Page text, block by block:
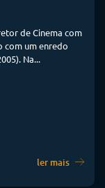
de Cinema com
com um enredo
Na...
ler mais